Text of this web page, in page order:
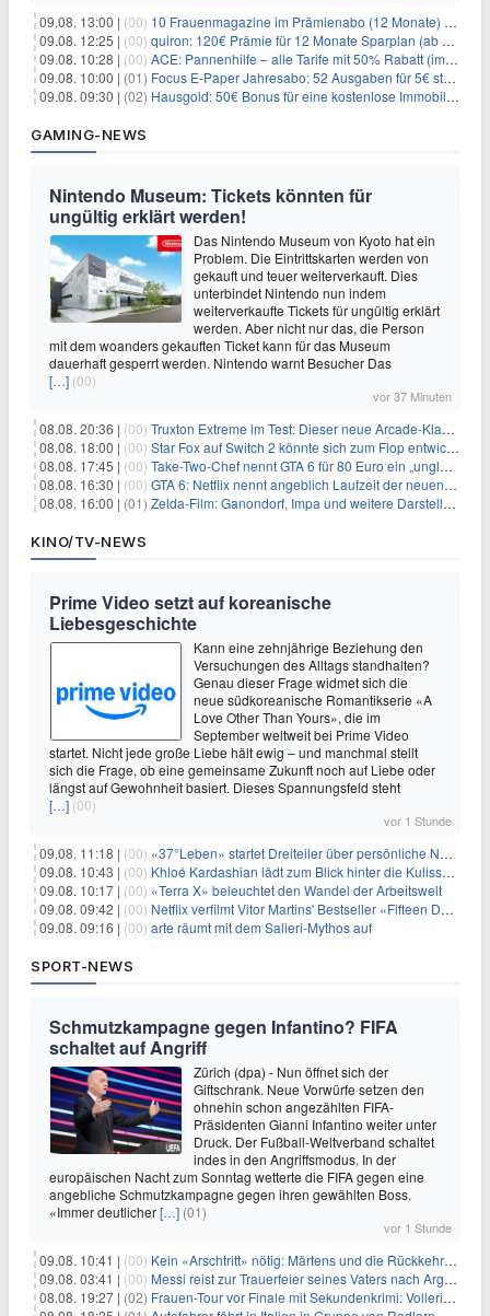
09.08. 13:00 | (00) 10 Frauenmagazine im Prämienabo (12 Monate) mit Prämien bis zu 225€
09.08. 12:25 | (00) quiron: 120€ Prämie für 12 Monate Sparplan (ab 100€/Monat)
09.08. 10:28 | (00) ACE: Pannenhilfe – alle Tarife mit 50% Rabatt (im ersten Jahr)
09.08. 10:00 | (01) Focus E-Paper Jahresabo: 52 Ausgaben für 5€ statt 207,48€ – per Formular kündbar!
09.08. 09:30 | (02) Hausgold: 50€ Bonus für eine kostenlose Immobilienbewertung
GAMING-NEWS
Nintendo Museum: Tickets könnten für
ungültig erklärt werden!
Das Nintendo Museum von Kyoto hat ein
Problem. Die Eintrittskarten werden von
gekauft und teuer weiterverkauft. Dies
unterbindet Nintendo nun indem
weiterverkaufte Tickets für ungültig erklärt
werden. Aber nicht nur das, die Person
mit dem woanders gekauften Ticket kann für das Museum
dauerhaft gesperrt werden. Nintendo warnt Besucher Das
[…] (00)
vor 37 Minuten
08.08. 20:36 | (00) Truxton Extreme im Test: Dieser neue Arcade-Klassiker verzeiht dir gar nichts
08.08. 18:00 | (00) Star Fox auf Switch 2 könnte sich zum Flop entwickeln
08.08. 17:45 | (00) Take-Two-Chef nennt GTA 6 für 80 Euro ein „unglaubliches Schnäppchen“
08.08. 16:30 | (00) GTA 6: Netflix nennt angeblich Laufzeit der neuen Gameplay-Präsentation
08.08. 16:00 | (01) Zelda-Film: Ganondorf, Impa und weitere Darsteller sollen feststehen
KINO/TV-NEWS
Prime Video setzt auf koreanische
Liebesgeschichte
Kann eine zehnjährige Beziehung den
Versuchungen des Alltags standhalten?
Genau dieser Frage widmet sich die
neue südkoreanische Romantikserie «A
Love Other Than Yours», die im
September weltweit bei Prime Video
startet. Nicht jede große Liebe hält ewig – und manchmal stellt
sich die Frage, ob eine gemeinsame Zukunft noch auf Liebe oder
längst auf Gewohnheit basiert. Dieses Spannungsfeld steht
[…] (00)
vor 1 Stunde
09.08. 11:18 | (00) «37°Leben» startet Dreiteiler über persönliche Neuanfänge
09.08. 10:43 | (00) Khloé Kardashian lädt zum Blick hinter die Kulissen ihres Freundeskreises
09.08. 10:17 | (00) «Terra X» beleuchtet den Wandel der Arbeitswelt
09.08. 09:42 | (00) Netflix verfilmt Vitor Martins' Bestseller «Fifteen Days»
09.08. 09:16 | (00) arte räumt mit dem Salieri-Mythos auf
SPORT-NEWS
Schmutzkampagne gegen Infantino? FIFA
schaltet auf Angriff
Zürich (dpa) - Nun öffnet sich der
Giftschrank. Neue Vorwürfe setzen den
ohnehin schon angezählten FIFA-
Präsidenten Gianni Infantino weiter unter
Druck. Der Fußball-Weltverband schaltet
indes in den Angriffsmodus. In der
europäischen Nacht zum Sonntag wetterte die FIFA gegen eine
angebliche Schmutzkampagne gegen ihren gewählten Boss.
«Immer deutlicher[…] (01)
vor 1 Stunde
09.08. 10:41 | (00) Kein «Arschtritt» nötig: Märtens und die Rückkehr nach Paris
09.08. 03:41 | (00) Messi reist zur Trauerfeier seines Vaters nach Argentinien
08.08. 19:27 | (02) Frauen-Tour vor Finale mit Sekundenkrimi: Vollering in Gelb